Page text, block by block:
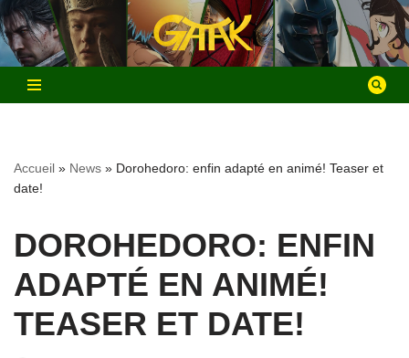
Aller
au
contenu
Accueil » News » Dorohedoro: enfin adapté en animé! Teaser et
date!
DOROHEDORO: ENFIN
ADAPTÉ EN ANIMÉ!
TEASER ET DATE!